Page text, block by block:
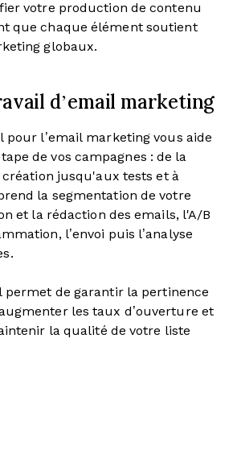
votre production de contenu
que chaque élément soutient
globaux.
d’email marketing
pour l’email marketing vous aide
de vos campagnes : de la
jusqu'aux tests et à
la segmentation de votre
et la rédaction des emails, l'A/B
l’envoi puis l’analyse
permet de garantir la pertinence
les taux d’ouverture et
la qualité de votre liste